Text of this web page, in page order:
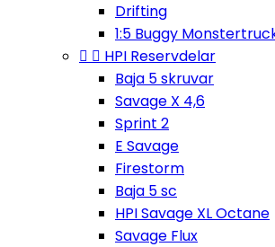
Drifting
1:5 Buggy
  HPI Reservdelar
Baja 5 skruvar
Savage X 4,6
Sprint 2
E Savage
Firestorm
Baja 5 sc
HPI Savage XL Octane
Savage Flux